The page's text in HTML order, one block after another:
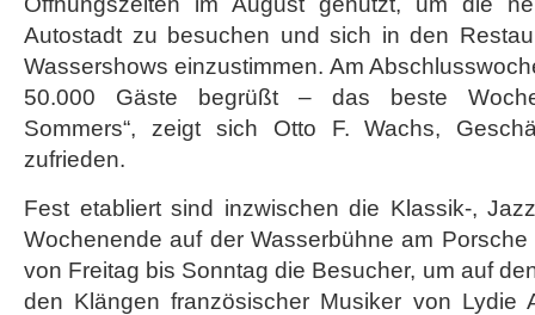
Autostadt zu besuchen und sich in den
Wassershows einzustimmen. Am
50.000 Gäste begrüßt – das beste
Sommers“, zeigt sich Otto F. Wachs,
zufrieden.
Fest etabliert sind inzwischen die Klassik-,
Wochenende auf der Wasserbühne am
von Freitag bis Sonntag die Besucher, um auf
den Klängen französischer Musiker von Lydie